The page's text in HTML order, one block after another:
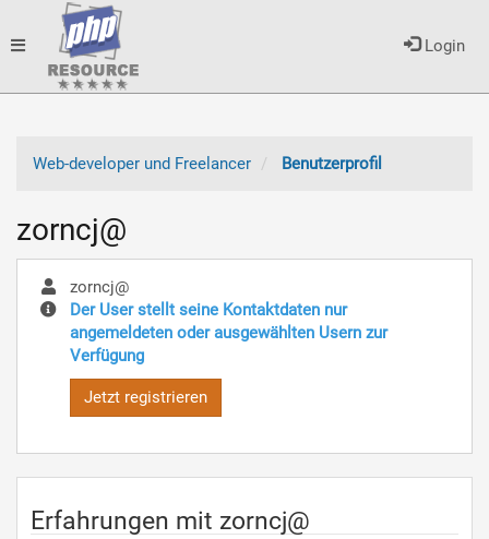
Login
Toggle
Web-developer und Freelancer
Benutzerprofil
zorncj@
zorncj@
Der User stellt seine Kontaktdaten nur
angemeldeten oder ausgewählten Usern zur
Verfügung
Jetzt registrieren
Erfahrungen mit zorncj@